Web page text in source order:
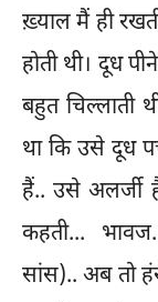
ख़्याल मैं ही
होती थी। दूध
बहुत चिल्लाती
था कि उसे दूध
हैं.. उसे अलर्जी
कहती...
सांस).. अब तो